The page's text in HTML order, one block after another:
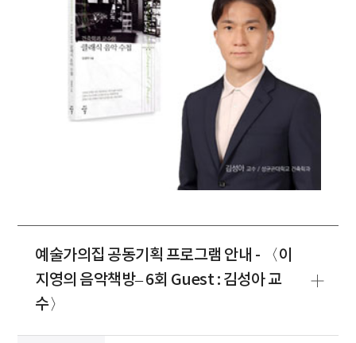
예술가의집 공동기획 프로그램 안내 - 〈이
지영의 음악책방– 6회 Guest : 김성아 교
수〉